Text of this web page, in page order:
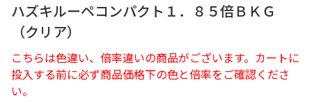
ハズキルーペコンパクト１．８５倍ＢＫＧ
（クリア）
こちらは色違い、倍率違いの商品がございます。カートに
投入する前に必ず商品価格下の色と倍率をご確認くださ
い。